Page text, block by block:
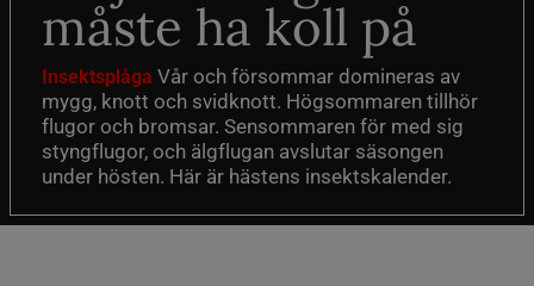
måste ha koll på
Insektsplåga Vår och försommar domineras av
mygg, knott och svidknott. Högsommaren tillhör
flugor och bromsar. Sensommaren för med sig
styngflugor, och älgflugan avslutar säsongen
under hösten. Här är hästens insektskalender.